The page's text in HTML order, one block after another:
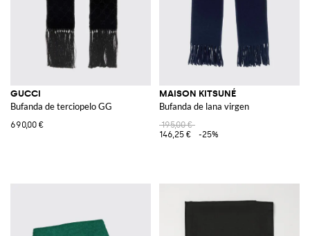
GUCCI
Bufanda de terciopelo GG
690,00 €
MAISON KITSUNÉ
Bufanda de lana virgen
195,00 €
146,25 €
-25%